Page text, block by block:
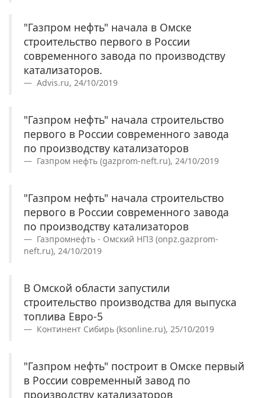
"Газпром нефть" начала в Омске
строительство первого в России
современного завода по производству
катализаторов.
Advis.ru, 24/10/2019
"Газпром нефть" начала строительство
первого в России современного завода
по производству катализаторов
Газпром нефть (gazprom-neft.ru), 24/10/2019
"Газпром нефть" начала строительство
первого в России современного завода
по производству катализаторов
Газпромнефть - Омский НПЗ (onpz.gazprom-
neft.ru), 24/10/2019
В Омской области запустили
строительство производства для выпуска
топлива Евро-5
Континент Сибирь (ksonline.ru), 25/10/2019
"Газпром нефть" построит в Омске первый
в России современный завод по
производству катализаторов